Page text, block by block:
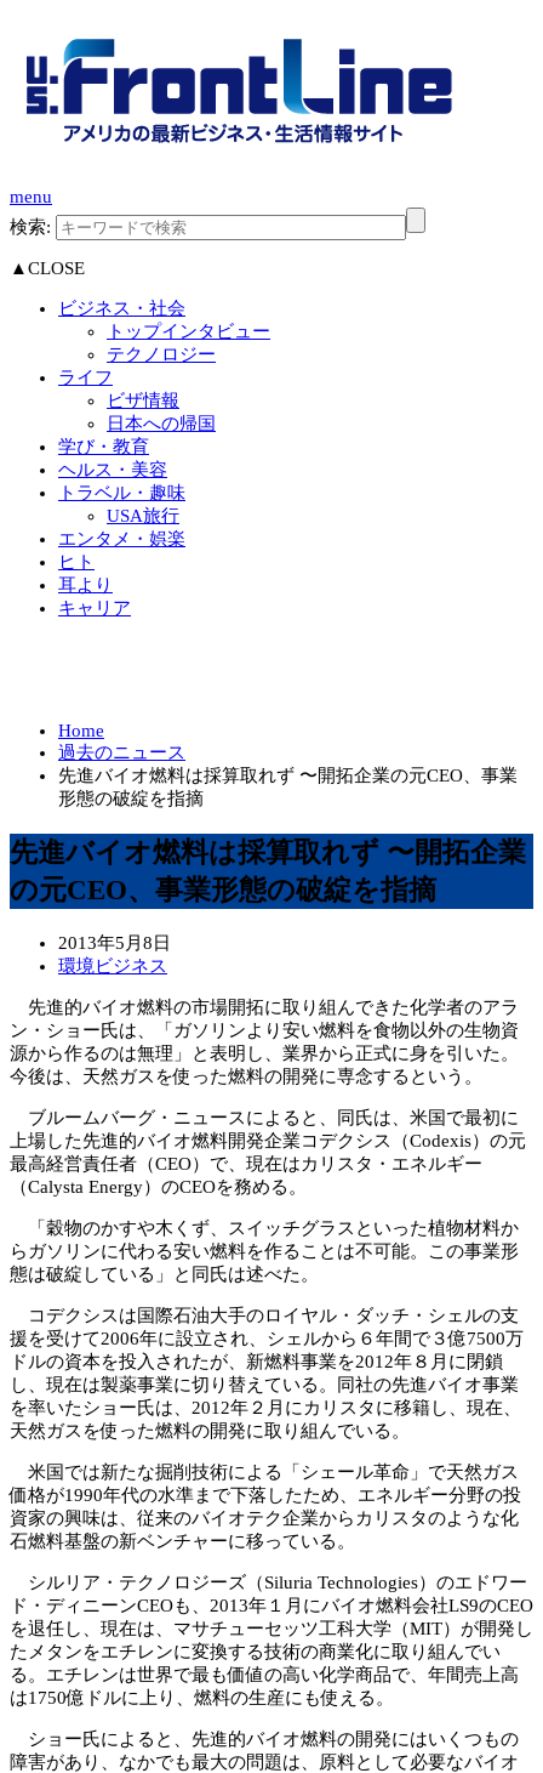
menu
検索:
▲CLOSE
ビジネス・社会
トップインタビュー
テクノロジー
ライフ
ビザ情報
日本への帰国
学び・教育
ヘルス・美容
トラベル・趣味
USA旅行
エンタメ・娯楽
ヒト
耳より
キャリア
Home
過去のニュース
先進バイオ燃料は採算取れず 〜開拓企業の元CEO、事業
形態の破綻を指摘
先進バイオ燃料は採算取れず 〜開拓企業
の元CEO、事業形態の破綻を指摘
2013年5月8日
環境ビジネス
先進的バイオ燃料の市場開拓に取り組んできた化学者のアラ
ン・ショー氏は、「ガソリンより安い燃料を食物以外の生物資
源から作るのは無理」と表明し、業界から正式に身を引いた。
今後は、天然ガスを使った燃料の開発に専念するという。
ブルームバーグ・ニュースによると、同氏は、米国で最初に
上場した先進的バイオ燃料開発企業コデクシス（Codexis）の元
最高経営責任者（CEO）で、現在はカリスタ・エネルギー
（Calysta Energy）のCEOを務める。
「穀物のかすや木くず、スイッチグラスといった植物材料か
らガソリンに代わる安い燃料を作ることは不可能。この事業形
態は破綻している」と同氏は述べた。
コデクシスは国際石油大手のロイヤル・ダッチ・シェルの支
援を受けて2006年に設立され、シェルから６年間で３億7500万
ドルの資本を投入されたが、新燃料事業を2012年８月に閉鎖
し、現在は製薬事業に切り替えている。同社の先進バイオ事業
を率いたショー氏は、2012年２月にカリスタに移籍し、現在、
天然ガスを使った燃料の開発に取り組んでいる。
米国では新たな掘削技術による「シェール革命」で天然ガス
価格が1990年代の水準まで下落したため、エネルギー分野の投
資家の興味は、従来のバイオテク企業からカリスタのような化
石燃料基盤の新ベンチャーに移っている。
シルリア・テクノロジーズ（Siluria Technologies）のエドワー
ド・ディニーンCEOも、2013年１月にバイオ燃料会社LS9のCEO
を退任し、現在は、マサチューセッツ工科大学（MIT）が開発し
たメタンをエチレンに変換する技術の商業化に取り組んでい
る。エチレンは世界で最も価値の高い化学商品で、年間売上高
は1750億ドルに上り、燃料の生産にも使える。
ショー氏によると、先進的バイオ燃料の開発にはいくつもの
障害があり、なかでも最大の問題は、原料として必要なバイオ